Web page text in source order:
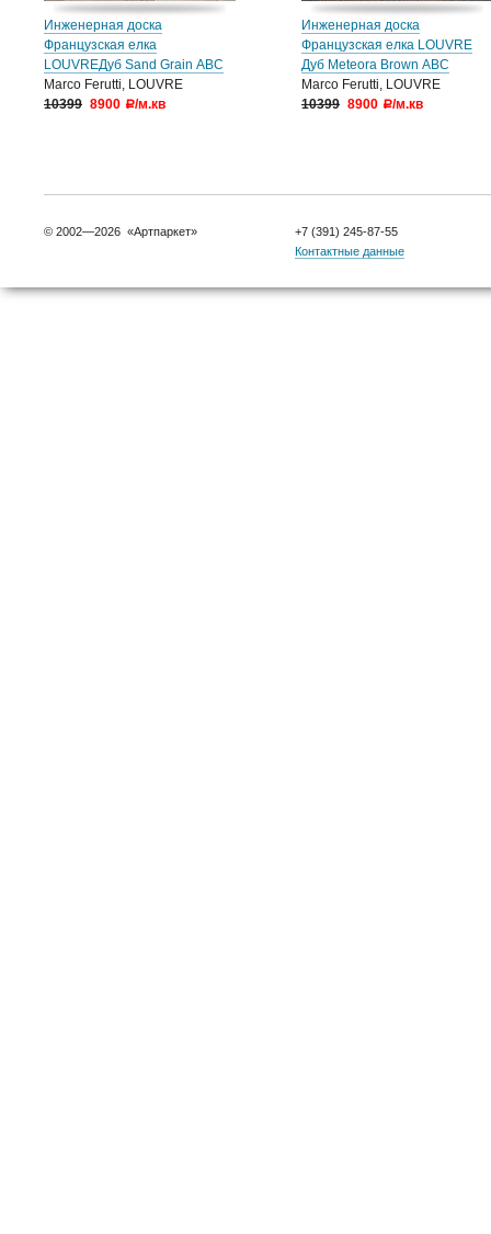
Инженерная доска
Французская елка
LOUVREДуб Sand Grain АВC
Marco Ferutti, LOUVRE
10399 8900 a/м.кв
Инженерная доска
Французская елка LOUVRE
Дуб Meteora Brown АВC
Marco Ferutti, LOUVRE
10399 8900 a/м.кв
© 2002—2026 «Артпаркет»
+7 (391) 245-87-55
Контактные данные